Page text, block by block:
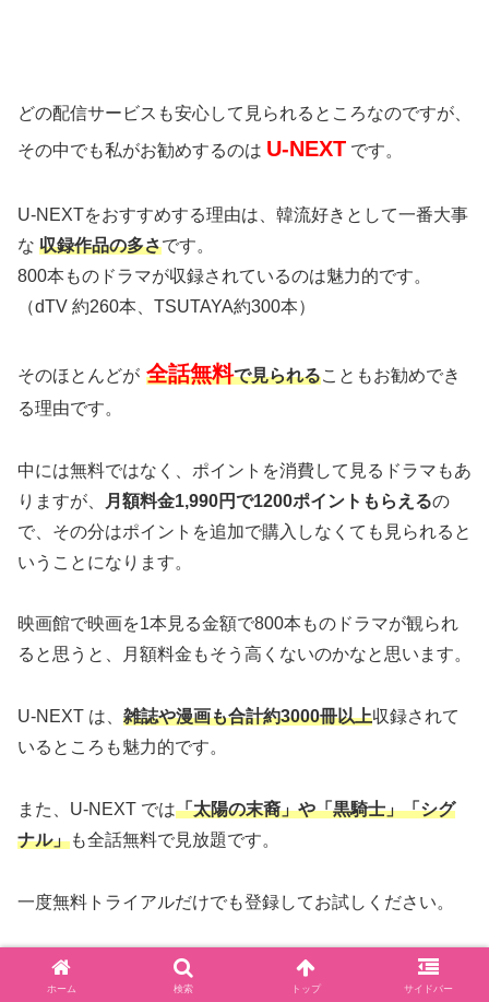
どの配信サービスも安心して見られるところなのですが、
その中でも私がお勧めするのは U-NEXT です。
U-NEXTをおすすめする理由は、韓流好きとして一番大事
な 収録作品の多さです。
800本ものドラマが収録されているのは魅力的です。
（dTV 約260本、TSUTAYA約300本）
そのほとんどが 全話無料で見られることもお勧めでき
る理由です。
中には無料ではなく、ポイントを消費して見るドラマもあ
りますが、
月額料金1,990円で1200ポイントもらえるの
で、その分はポイントを追加で購入しなくても見られると
いうことになります。
映画館で映画を1本見る金額で800本ものドラマが観られ
ると思うと、月額料金もそう高くないのかなと思います。
U-NEXT は、 雑誌や漫画も合計約3000冊以上収録されて
いるところも魅力的です。
また、U-NEXT では「太陽の末裔」や「黒騎士」「シグ
ナル」も全話無料で見放題です。
一度無料トライアルだけでも登録してお試しください。
ホーム 検索 トップ サイドバー